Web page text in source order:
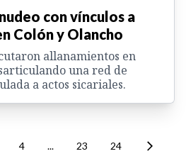
con vínculos a
Colón y Olancho
allanamientos en
una red de
a actos sicariales.
4 ... 23 24